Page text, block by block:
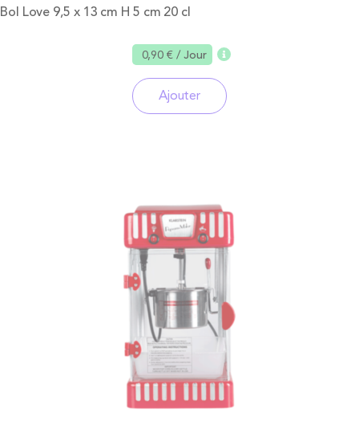
Bol Love 9,5 x 13 cm H 5 cm 20 cl
0,90 €/ Jour
Ajouter